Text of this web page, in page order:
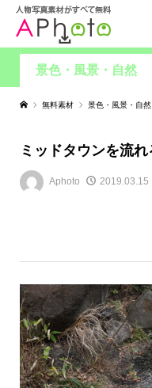
景色・風景・自然
無料素材 景色・風景・自然
ミッドタウンを流れ
Aphoto 2019.03.15